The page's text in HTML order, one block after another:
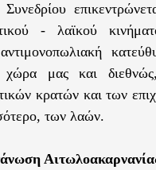
- λαϊκού
αντιμονοπωλιακή
μας και
κρατών και των
των λαών.